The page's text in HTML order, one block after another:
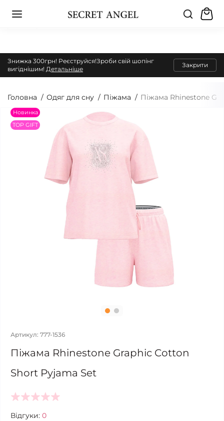
Знижка 300грн! Реєструйся!Зроби свій шопінг
вигіднішим! Детальніше
Закрити
Головна Одяг для сну Піжама Піжама Rhinestone
Новинка
TOP GIFT
Артикул: 777-1536
Піжама Rhinestone Graphic Cotton
Short Pyjama Set
Відгуки: 0